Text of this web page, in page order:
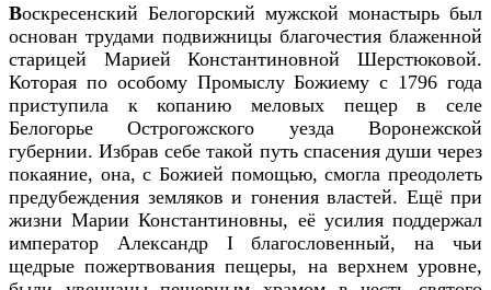
Воскресенский Белогорский мужской монастырь был
основан трудами подвижницы благочестия блаженной
старицей Марией Константиновной Шерстюковой.
Которая по особому Промыслу Божиему с 1796 года
приступила к копанию меловых пещер в селе
Белогорье Острогожского уезда Воронежской
губернии. Избрав себе такой путь спасения души через
покаяние, она, с Божией помощью, смогла преодолеть
предубеждения земляков и гонения властей. Ещё при
жизни Марии Константиновны, её усилия поддержал
император Александр I благословенный, на чьи
щедрые пожертвования пещеры, на верхнем уровне,